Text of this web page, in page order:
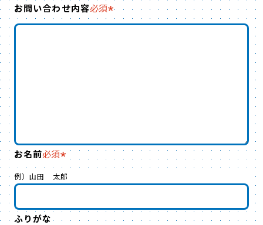
個人情報の第三者提供について
個人情報の取扱いの委託について
を、利用目的の範囲内で委託する場合がござい
お問い合わせ内容必須
お名前必須
例）山田 太郎
ふりがな